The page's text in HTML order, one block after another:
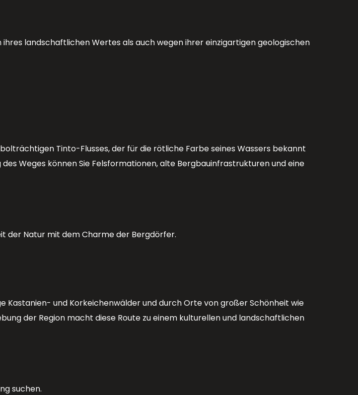
landschaftlichen Wertes als auch wegen ihrer einzigartigen geologischen
Tinto-Flusses, der für die rötliche Farbe seines Wassers bekannt
Weges können Sie Felsformationen, alte Bergbauinfrastrukturen und eine
der Natur mit dem Charme der Bergdörfer.
Kastanien- und Korkeichenwälder und durch Orte von großer Schönheit wie
der Region macht diese Route zu einem kulturellen und landschaftlichen
suchen.